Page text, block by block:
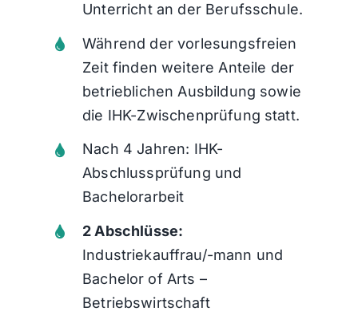
Unterricht an der Berufsschule.
Während der vorlesungsfreien
Zeit finden weitere Anteile der
betrieblichen Ausbildung sowie
die IHK-Zwischenprüfung statt.
Nach 4 Jahren: IHK-
Abschlussprüfung und
Bachelorarbeit
2 Abschlüsse:
Industriekauffrau/-mann und
Bachelor of Arts –
Betriebswirtschaft